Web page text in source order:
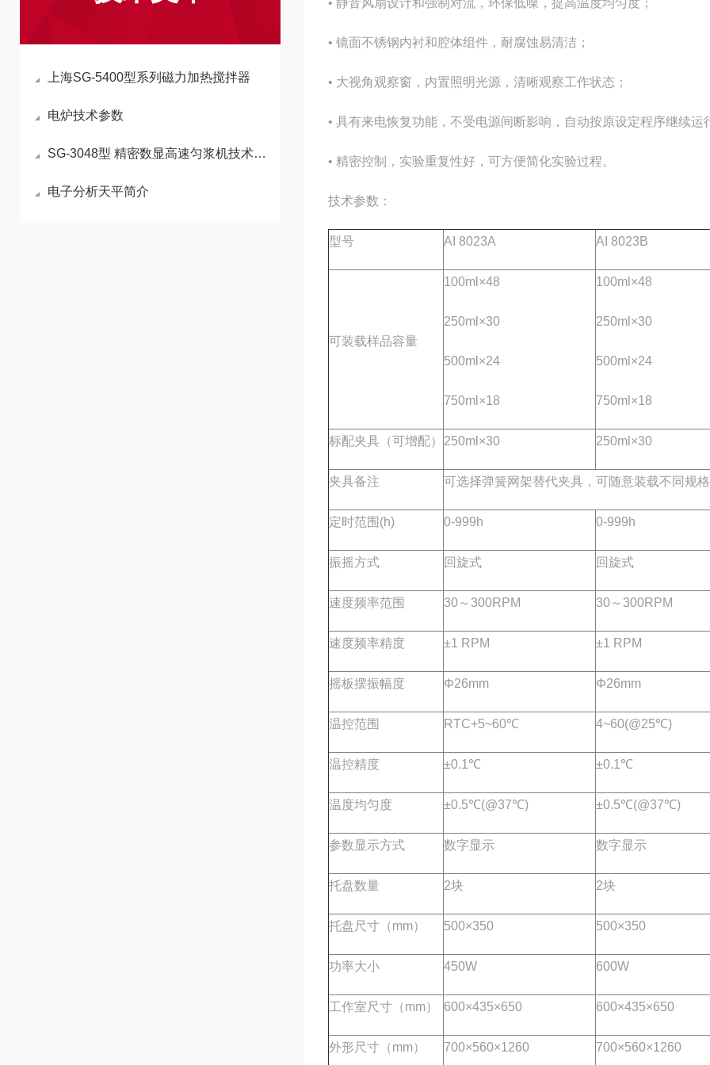
上海SG-5400型系列磁力加热搅拌器
电炉技术参数
SG-3048型 精密数显高速匀浆机技术参数
电子分析天平简介
• 静音风扇设计和强制对流，环保低噪，提高温度均匀度；
• 镜面不锈钢内衬和腔体组件，耐腐蚀易清洁；
• 大视角观察窗，内置照明光源，清晰观察工作状态；
• 具有来电恢复功能，不受电源间断影响，自动按原设定程序继续运
• 精密控制，实验重复性好，可方便简化实验过程。
技术参数：
型号 AI 8023A AI 8023B
可装载样品容量
100ml×48
250ml×30
500ml×24
750ml×18
100ml×48
250ml×30
500ml×24
750ml×18
标配夹具（可增配） 250ml×30 250ml×30
夹具备注 可选择弹簧网架替代夹具，可随意装载不同规
定时范围(h) 0-999h 0-999h
振摇方式 回旋式 回旋式
速度频率范围 30～300RPM 30～300RPM
速度频率精度 ±1 RPM ±1 RPM
摇板摆振幅度 Φ26mm Φ26mm
温控范围 RTC+5~60℃ 4~60(@25℃)
温控精度 ±0.1℃ ±0.1℃
温度均匀度 ±0.5℃(@37℃) ±0.5℃(@37℃)
参数显示方式 数字显示 数字显示
托盘数量 2块 2块
托盘尺寸（mm） 500×350 500×350
功率大小 450W 600W
工作室尺寸（mm） 600×435×650 600×435×650
外形尺寸（mm） 700×560×1260 700×560×1260